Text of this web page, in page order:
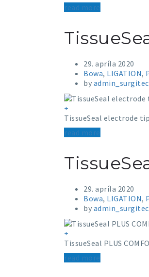
read more
29. apríla 2020
Bowa, LIGATION,
by
+
TissueSeal electrode
read more
29. apríla 2020
Bowa, LIGATION,
by
+
TissueSeal PLUS
read more